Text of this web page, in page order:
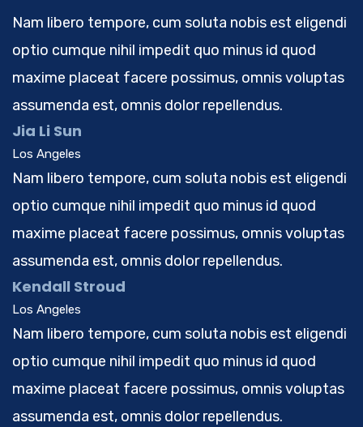
Nam libero tempore, cum soluta nobis est eligendi
optio cumque nihil impedit quo minus id quod
maxime placeat facere possimus, omnis voluptas
assumenda est, omnis dolor repellendus.
Jia Li Sun
Los Angeles
Nam libero tempore, cum soluta nobis est eligendi
optio cumque nihil impedit quo minus id quod
maxime placeat facere possimus, omnis voluptas
assumenda est, omnis dolor repellendus.
Kendall Stroud
Los Angeles
Nam libero tempore, cum soluta nobis est eligendi
optio cumque nihil impedit quo minus id quod
maxime placeat facere possimus, omnis voluptas
assumenda est, omnis dolor repellendus.